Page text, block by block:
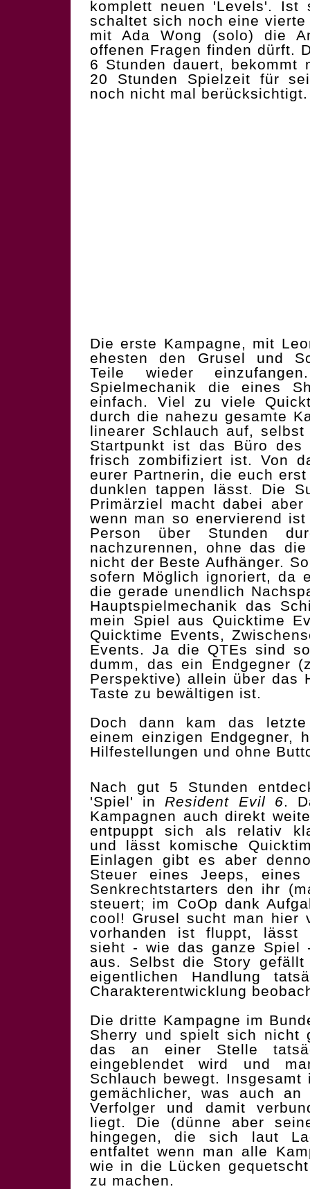
komplett neuen 'Levels'. Ist
schaltet sich noch eine
mit Ada Wong (solo) die
offenen Fragen finden dürft.
6 Stunden dauert, bekommt
20 Stunden Spielzeit für
noch nicht mal berücksichtigt.
Die erste Kampagne, mit
ehesten den Grusel und
Teile wieder
Spielmechanik die eines
einfach. Viel zu viele
durch die nahezu gesamte
linearer Schlauch auf,
Startpunkt ist das Büro des
frisch zombifiziert ist. Von
eurer Partnerin, die euch
dunklen tappen lässt. Die
Primärziel macht dabei
wenn man so enervierend
Person über Stunden
nachzurennen, ohne das
nicht der Beste Aufhänger.
sofern Möglich ignoriert, da
die gerade unendlich
Hauptspielmechanik das
mein Spiel aus Quicktime
Quicktime Events,
Events. Ja die QTEs sind
dumm, das ein Endgegner
Perspektive) allein über das
Taste zu bewältigen ist.
Doch dann kam das
einem einzigen Endgegner,
Hilfestellungen und ohne
Nach gut 5 Stunden
'Spiel' in Resident Evil 6.
Kampagnen auch direkt
entpuppt sich als relativ
und lässt komische
Einlagen gibt es aber
Steuer eines Jeeps, eines
Senkrechtstarters den ihr
steuert; im CoOp dank
cool! Grusel sucht man hier
vorhanden ist fluppt, lässt
sieht - wie das ganze Spiel
aus. Selbst die Story
eigentlichen Handlung
Charakterentwicklung
Die dritte Kampagne im
Sherry und spielt sich nicht
das an einer Stelle
eingeblendet wird und
Schlauch bewegt.
gemächlicher, was auch an
Verfolger und damit
liegt. Die (dünne aber
hingegen, die sich laut
entfaltet wenn man alle
wie in die Lücken
zu machen.